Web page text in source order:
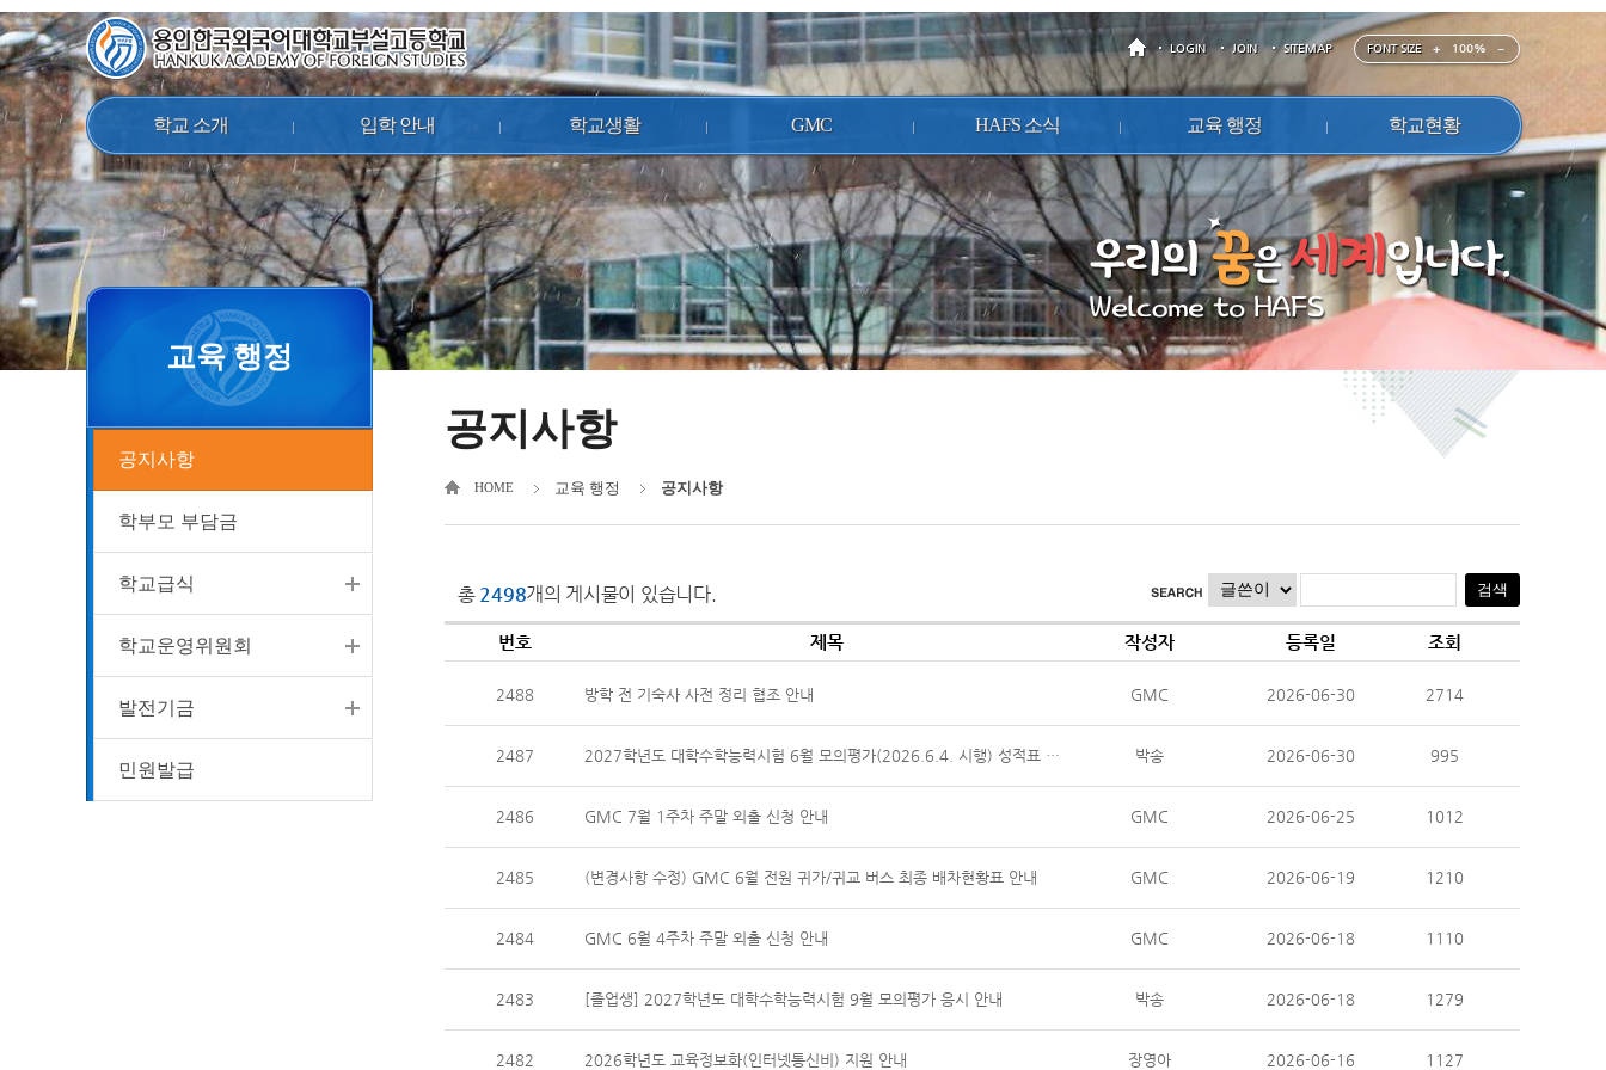
LOGIN JOIN SITEMAP FONT SIZE 100%
학교 소개 입학 안내 학교생활 GMC HAFS 소식 교육 행정 학교현황
교육 행정
공지사항
학부모 부담금
학교급식
학교운영위원회
발전기금
민원발급
HOME 교육 행정 공지사항
공지사항
총 2498개의 게시물이 있습니다.
번호 제목 작성자 등록일 조회
2488 방학 전 기숙사 사전 정리 협조 안내 GMC 2026-06-30 2714
2487 2027학년도 대학수학능력시험 6월 모의평가(2026.6.4. 시행) 성적표 수령 관련 안내 박송 2026-06-30 995
2486 GMC 7월 1주차 주말 외출 신청 안내 GMC 2026-06-25 1012
2485 (변경사항 수정) GMC 6월 전원 귀가/귀교 버스 최종 배차현황표 안내 GMC 2026-06-19 1210
2484 GMC 6월 4주차 주말 외출 신청 안내 GMC 2026-06-18 1110
2483 [졸업생] 2027학년도 대학수학능력시험 9월 모의평가 응시 안내 박송 2026-06-18 1279
2482 2026학년도 교육정보화(인터넷통신비) 지원 안내 장영아 2026-06-16 1127